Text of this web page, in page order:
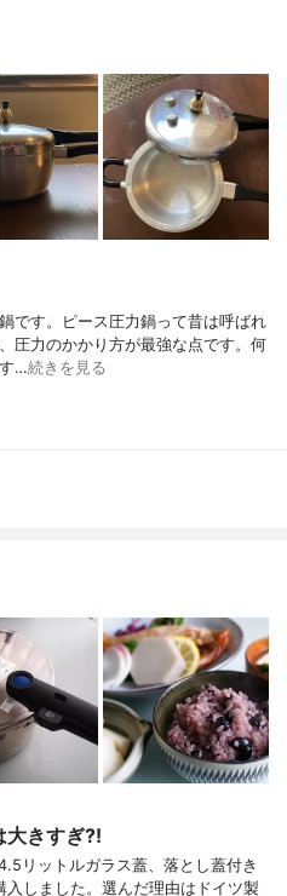
です。ピース圧力鍋って昔は呼ばれ
圧力のかかり方が最強な点です。何
…続きを見る
大きすぎ⁈
リットルガラス蓋、落とし蓋付き
しました。選んだ理由はドイツ製